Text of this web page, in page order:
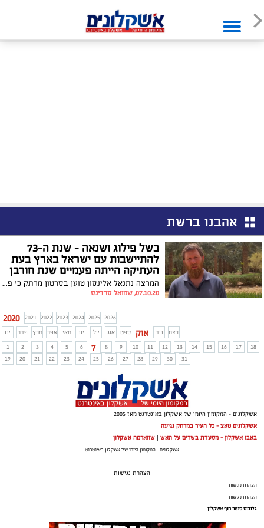
אהבנו ברשת
בשל פילוג ושנאה - שנת ה-73
להתיישבות עם ישראל בארץ בעת
העתיקה הייתה פעמיים שנת חורבן
המרצה נתנאל אלינסון טוען בסרטון מרתק כי פילוג ושנאה בתוך עם ישראל הובילו כבר פעמיים לחורבן ולגלות מהארץ. לדבריו, זה אף קרה בשנה ה-73 להקמת המדינה באותה תקופה - השנה בה נמצאת מדינת ישראל הנוכחית. צפו בדבריו המרתקים
07.10.20, שמואל סרדינס
2020 2021 2022 2023 2024 2025 2026
ינו
פבר מרץ אפר מאי יונ יול אוג ספט אוק נוב
דצמ
1
2 3 4 5 6 7 8 9 10 11 12 13 14 15 16 17
18
19
20 21 22 23 24 25 26 27 28 29 30 31
אשקלונים - המקומון היומי של אשקלון באינטרנט מאז 2005
אשקלונים טאצ - כל העיר במרחק נגיעה
באבו אשקלון - מסעדת בשרים על האש | שווארמה אשקלון
אשקלונים - המקומון היומי של אשקלון באינטרנט
הצהרת נגישות
הצהרת נגישות
הצהרת נגישות
גלובוס סנטר חוף אשקלון